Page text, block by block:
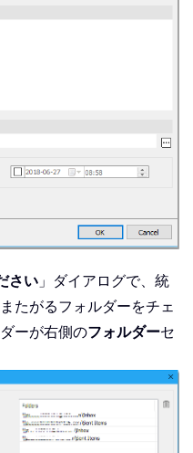
さい 」ダイアログで、統
たがるフォルダーをチェ
ーが右側のフォルダーセ